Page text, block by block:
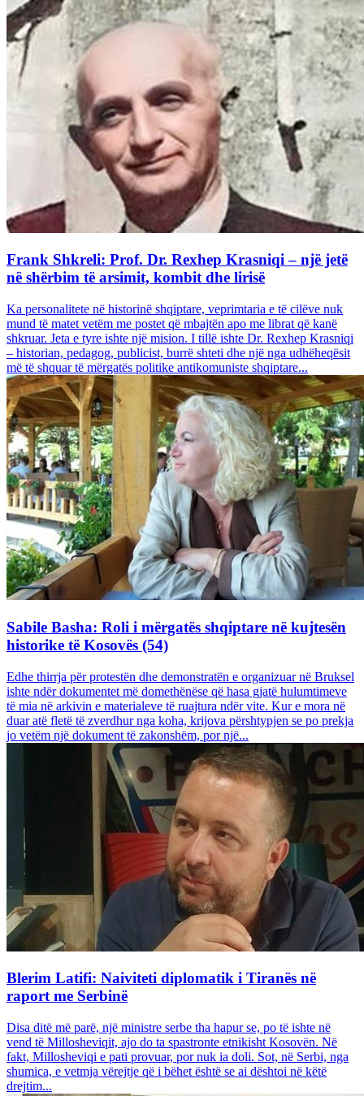
Frank Shkreli: Prof. Dr. Rexhep Krasniqi – një jetë
në shërbim të arsimit, kombit dhe lirisë
Ka personalitete në historinë shqiptare, veprimtaria e të cilëve nuk
mund të matet vetëm me postet që mbajtën apo me librat që kanë
shkruar. Jeta e tyre ishte një mision. I tillë ishte Dr. Rexhep Krasniqi
– historian, pedagog, publicist, burrë shteti dhe një nga udhëheqësit
më të shquar të mërgatës politike antikomuniste shqiptare...
Sabile Basha: Roli i mërgatës shqiptare në kujtesën
historike të Kosovës (54)
Edhe thirrja për protestën dhe demonstratën e organizuar në Bruksel
ishte ndër dokumentet më domethënëse që hasa gjatë hulumtimeve
të mia në arkivin e materialeve të ruajtura ndër vite. Kur e mora në
duar atë fletë të zverdhur nga koha, krijova përshtypjen se po prekja
jo vetëm një dokument të zakonshëm, por një...
Blerim Latifi: Naiviteti diplomatik i Tiranës në
raport me Serbinë
Disa ditë më parë, një ministre serbe tha hapur se, po të ishte në
vend të Millosheviqit, ajo do ta spastronte etnikisht Kosovën. Në
fakt, Millosheviqi e pati provuar, por nuk ia doli. Sot, në Serbi, nga
shumica, e vetmja vërejtje që i bëhet është se ai dështoi në këtë
drejtim...